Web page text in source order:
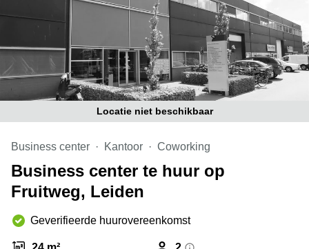
Amsterdam
Westpoort
center
Haag
Coworking
Breda
Coworking
in Arnhem
Coworking
Hilversum
Coworking
Locatie niet beschikbaar
Business center Kantoor Coworking
Business center te huur op
Fruitweg, Leiden
Geverifieerde huurovereenkomst